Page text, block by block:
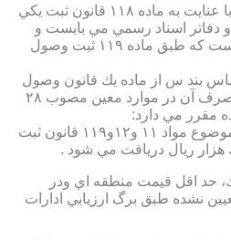
بخش اول – حق الثبت املاک:با عنايت به ماده ۱۱۸ قانون ثبت يكي
و دفاتر اسناد رسمي مي بايست و
صول گردد حق الثبت املاك است كه طبق ماده ۱۱۹ ثبت وصول
بر اساس بند س از ماده يك قانون وصول
برخي از درآمدهاي دولت و مصرف آن در موارد معين مصوب ۲۸
براي ثبت ملك دردفتر املاك موضوع مواد ۱۱ و۱۲و۱۱۹ قانون ثبت
هزار ريال دريافت مي شود .
حد اقل قيمت منطقه اي ودر
نشده طبق برگ ارزيابي ادارات